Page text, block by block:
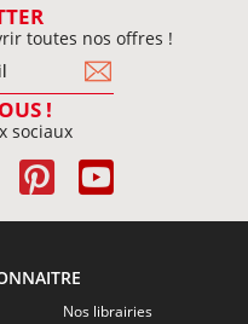
toutes nos offres !
!
sociaux
Nos librairies